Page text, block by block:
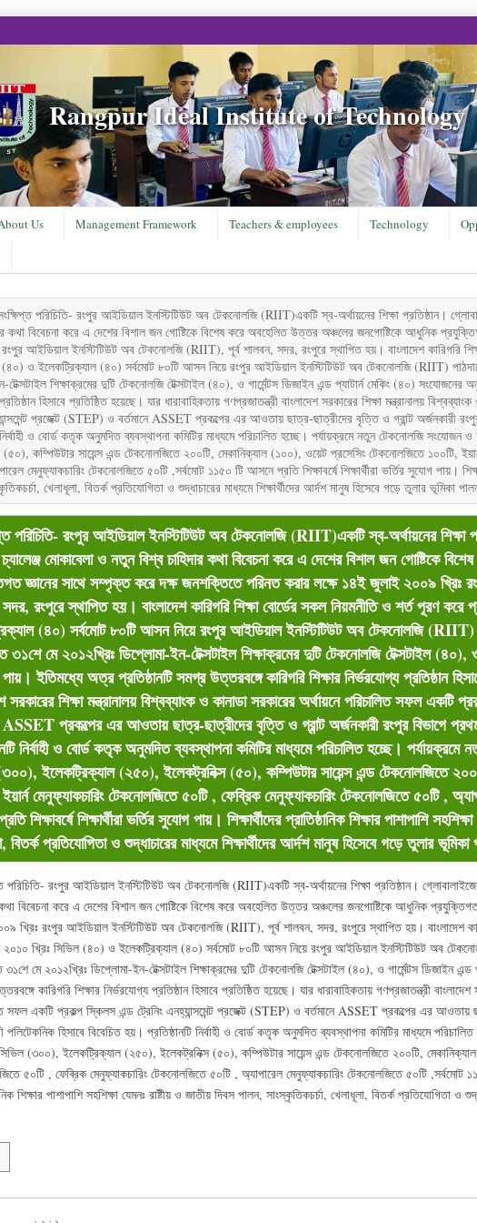
Rangpur Ideal Institute of Technology
Us Management Framework Teachers & employees Technology
পরিচিতি- রংপুর আইডিয়াল ইনস্টিটিউট অব টেকনোলজি (RIIT)একটি স্ব-অর্থায়নের শিক্ষা প্রতিষ্ঠান।
কথা বিবেচনা করে এ দেশের বিশাল জন গোষ্টিকে বিশেষ করে অবহেলিত উত্তর অঞ্চলের জনগোষ্টিকে আধুনিক
আইডিয়াল ইনস্টিটিউট অব টেকনোলজি (RIIT), পূর্ব শালবন, সদর, রংপুরে স্থাপিত হয়। বাংলাদেশ কারিগরি
(৪০) ও ইলেকট্রিক্যাল (৪০) সর্বমোট ৮০টি আসন নিয়ে রংপুর আইডিয়াল ইনস্টিটিউট অব টেকনোলজি (RIIT)
টেক্সটাইল শিক্ষাক্রমের দুটি টেকনোলজি টেক্সটাইল (৪০), ও গার্মেন্টস ডিজাইন এন্ড প্যাটার্ন মেকিং (৪০)
হিসাবে প্রতিষ্ঠিত হয়েছে। যার ধারাবাহিকতায় গণপ্রজাতন্ত্রী বাংলাদেশ সরকারের শিক্ষা মন্ত্রানালয়
প্রজেক্ট (STEP) ও বর্তমানে ASSET প্রকল্পের এর আওতায় ছাত্র-ছাত্রীদের বৃত্তি ও গ্রান্ট অর্জনকারী
নির্বাহী ও বোর্ড কতৃক অনুমদিত ব্যবস্থাপনা কমিটির মাধ্যমে পরিচালিত হচ্ছে। পর্যায়ক্রমে নতুন টেকনোলজি
(৫০), কম্পিউটার সায়েন্স এন্ড টেকনোলজিতে ২০০টি, মেকানিক্যাল (১০০), ওয়েট প্রসেসিং টেকনোলজিতে ১০০টি,
মেনুফ্যাকচারিং টেকনোলজিতে ৫০টি ,সর্বমোট ১১৫০ টি আসনে প্রতি শিক্ষাবর্ষে শিক্ষার্থীরা ভর্তির সুযোগ পায়।
খেলাধূলা, বিতর্ক প্রতিযোগিতা ও শুদ্ধাচারের মাধ্যমে শিক্ষার্থীদের আর্দশ মানুষ হিসেবে গড়ে তুলার ভূমিকা
পরিচিতি- রংপুর আইডিয়াল ইনস্টিটিউট অব টেকনোলজি (RIIT)একটি স্ব-অর্থায়নের শিক্ষা
চ্যালেঞ্জ মোকাবেলা ও নতুন বিশ্ব চাহিদার কথা বিবেচনা করে এ দেশের বিশাল জন গোষ্টিকে
জ্ঞানের সাথে সম্পৃক্ত করে দক্ষ জনশক্তিতে পরিনত করার লক্ষে ১৪ই জুলাই ২০০৯
রংপুরে স্থাপিত হয়। বাংলাদেশ কারিগরি শিক্ষা বোর্ডের সকল নিয়মনীতি ও শর্ত পূরণ
(৪০) সর্বমোট ৮০টি আসন নিয়ে রংপুর আইডিয়াল ইনস্টিটিউট অব টেকনোলজি (RIIT)
৩১শে মে ২০১২খ্রিঃ ডিপ্লোমা-ইন-টেক্সটাইল শিক্ষাক্রমের দুটি টেকনোলজি টেক্সটাইল (৪০),
ইতিমধ্যে অত্র প্রতিষ্ঠানটি সমগ্র উত্তরবঙ্গে কারিগরি শিক্ষার নির্ভরযোগ্য প্রতিষ্ঠান
সরকারের শিক্ষা মন্ত্রানালয় বিশ্বব্যাংক ও কানাডা সরকারের অর্থায়নে পরিচালিত সফল
ASSET প্রকল্পের এর আওতায় ছাত্র-ছাত্রীদের বৃত্তি ও গ্রান্ট অর্জনকারী রংপুর বিভাগে
নির্বাহী ও বোর্ড কতৃক অনুমদিত ব্যবস্থাপনা কমিটির মাধ্যমে পরিচালিত হচ্ছে।
ইলেকট্রিক্যাল (২৫০), ইলেকট্রনিক্স (৫০), কম্পিউটার সায়েন্স এন্ড টেকনোলজিতে
মেনুফ্যাকচারিং টেকনোলজিতে ৫০টি , ফেব্রিক মেনুফ্যাকচারিং টেকনোলজিতে ৫০টি ,
শিক্ষাবর্ষে শিক্ষার্থীরা ভর্তির সুযোগ পায়। শিক্ষার্থীদের প্রাতিষ্ঠানিক শিক্ষার পাশাপাশি
বিতর্ক প্রতিযোগিতা ও শুদ্ধাচারের মাধ্যমে শিক্ষার্থীদের আর্দশ মানুষ হিসেবে গড়ে তুলার
পরিচিতি- রংপুর আইডিয়াল ইনস্টিটিউট অব টেকনোলজি (RIIT)একটি স্ব-অর্থায়নের শিক্ষা প্রতিষ্ঠান।
কথা বিবেচনা করে এ দেশের বিশাল জন গোষ্টিকে বিশেষ করে অবহেলিত উত্তর অঞ্চলের জনগোষ্টিকে আধুনিক
খ্রিঃ রংপুর আইডিয়াল ইনস্টিটিউট অব টেকনোলজি (RIIT), পূর্ব শালবন, সদর, রংপুরে স্থাপিত হয়। বাংলাদেশ
২০১০ খ্রিঃ সিভিল (৪০) ও ইলেকট্রিক্যাল (৪০) সর্বমোট ৮০টি আসন নিয়ে রংপুর আইডিয়াল ইনস্টিটিউট অব
৩১শে মে ২০১২খ্রিঃ ডিপ্লোমা-ইন-টেক্সটাইল শিক্ষাক্রমের দুটি টেকনোলজি টেক্সটাইল (৪০), ও গার্মেন্টস ডিজাইন
কারিগরি শিক্ষার নির্ভরযোগ্য প্রতিষ্ঠান হিসাবে প্রতিষ্ঠিত হয়েছে। যার ধারাবাহিকতায় গণপ্রজাতন্ত্রী
সফল একটি প্রকল্প স্কিলস এন্ড ট্রেনিং এনহ্যান্সমেন্ট প্রজেক্ট (STEP) ও বর্তমানে ASSET প্রকল্পের এর
পলিটেকনিক হিসাবে বিবেচিত হয়। প্রতিষ্ঠানটি নির্বাহী ও বোর্ড কতৃক অনুমদিত ব্যবস্থাপনা কমিটির মাধ্যমে
সিভিল (৩০০), ইলেকট্রিক্যাল (২৫০), ইলেকট্রনিক্স (৫০), কম্পিউটার সায়েন্স এন্ড টেকনোলজিতে ২০০টি,
৫০টি , ফেব্রিক মেনুফ্যাকচারিং টেকনোলজিতে ৫০টি , অ্যাপারেল মেনুফ্যাকচারিং টেকনোলজিতে ৫০টি ,সর্বমোট
শিক্ষার পাশাপাশি সহশিক্ষা যেমনঃ রাষ্টীয় ও জাতীয় দিবস পালন, সাংস্কৃতিকচর্চা, খেলাধূলা, বিতর্ক প্রতিযোগিতা ও